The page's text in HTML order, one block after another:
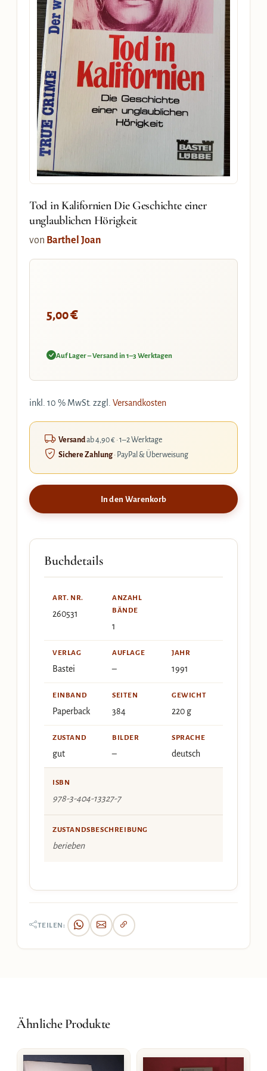
Tod in Kalifornien Die Geschichte einer
unglaublichen Hörigkeit
von Barthel Joan
5,00€
Auf Lager – Versand in 1–3 Werktagen
inkl. 10 % MwSt. zzgl. Versandkosten
Versandab 4,90 € · 1–2 Werktage
Sichere Zahlung· PayPal & Überweisung
In den Warenkorb
Buchdetails
ART. NR.
260531
ANZAHL
BÄNDE
1
VERLAG
Bastei
AUFLAGE
–
JAHR
1991
EINBAND
Paperback
SEITEN
384
GEWICHT
220 g
ZUSTAND
gut
BILDER
–
SPRACHE
deutsch
ISBN
978-3-404-13327-7
ZUSTANDSBESCHREIBUNG
berieben
TEILEN:
Ähnliche Produkte